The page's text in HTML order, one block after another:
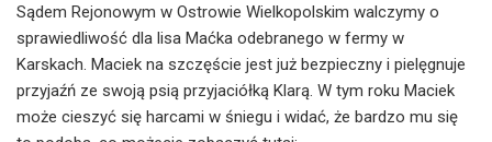
Sądem Rejonowym w Ostrowie Wielkopolskim walczymy o
sprawiedliwość dla lisa Maćka odebranego w fermy w
Karskach. Maciek na szczęście jest już bezpieczny i pielęgnuje
przyjaźń ze swoją psią przyjaciółką Klarą. W tym roku Maciek
może cieszyć się harcami w śniegu i widać, że bardzo mu się